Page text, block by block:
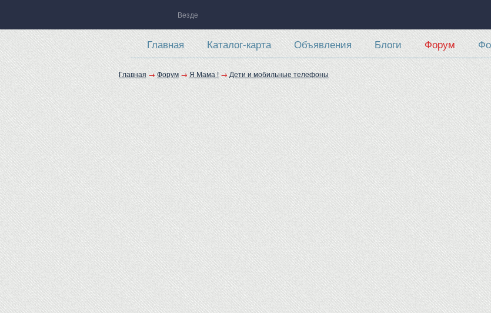
Везде
Главная Каталог-карта Объявления Блоги Форум
Главная→Форум→Я Мама !→Дети и мобильные телефоны